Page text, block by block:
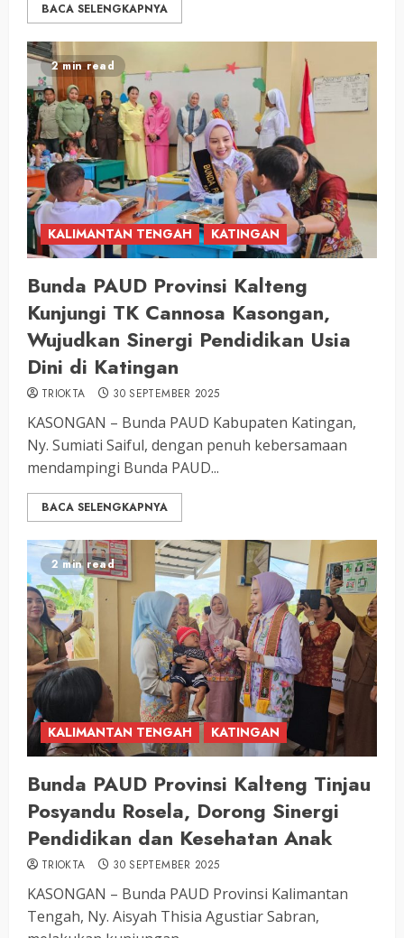
BACA SELENGKAPNYA
2 min read
KALIMANTAN TENGAH KATINGAN
Bunda PAUD Provinsi Kalteng
Kunjungi TK Cannosa Kasongan,
Wujudkan Sinergi Pendidikan Usia
Dini di Katingan
TRIOKTA 30 SEPTEMBER 2025
KASONGAN – Bunda PAUD Kabupaten Katingan,
Ny. Sumiati Saiful, dengan penuh kebersamaan
mendampingi Bunda PAUD...
BACA SELENGKAPNYA
2 min read
KALIMANTAN TENGAH KATINGAN
Bunda PAUD Provinsi Kalteng Tinjau
Posyandu Rosela, Dorong Sinergi
Pendidikan dan Kesehatan Anak
TRIOKTA 30 SEPTEMBER 2025
KASONGAN – Bunda PAUD Provinsi Kalimantan
Tengah, Ny. Aisyah Thisia Agustiar Sabran,